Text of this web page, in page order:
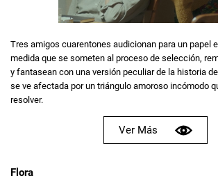
Tres amigos cuarentones audicionan para un papel
medida que se someten al proceso de selección,
y fantasean con una versión peculiar de la historia
se ve afectada por un triángulo amoroso incómodo
resolver.
Ver Más
Flora